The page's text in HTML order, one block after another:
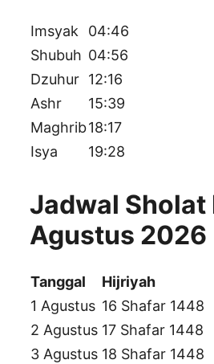
Imsyak
04:46
Shubuh 04:56
Dzuhur 12:16
Ashr
15:39
Maghrib18:17
Isya
19:28
Jadwal Sholat
Agustus 2026
Tanggal Hijriyah
1 Agustus 16 Shafar 1448
2 Agustus 17 Shafar 1448
3 Agustus 18 Shafar 1448